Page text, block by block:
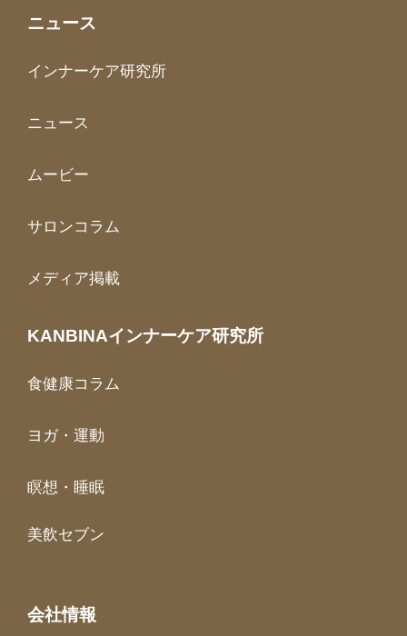
ニュース
インナーケア研究所
ニュース
ムービー
サロンコラム
メディア掲載
KANBINAインナーケア研究所
食健康コラム
ヨガ・運動
瞑想・睡眠
美飲セブン
会社情報